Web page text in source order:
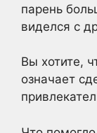
парень
виделся с
Вы хотите,
означает